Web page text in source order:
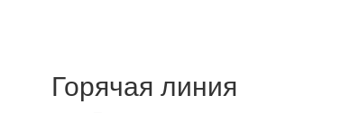
Горячая линия